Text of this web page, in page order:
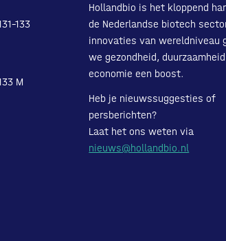
133
M
Hollandbio is het kloppend
de Nederlandse biotech
innovaties van wereldniveau
we gezondheid,
economie een boost.
Heb je nieuwssuggesties of
persberichten?
Laat het ons weten via
nieuws@hollandbio.nl